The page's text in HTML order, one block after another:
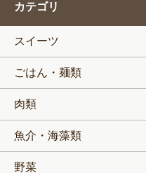
カテゴリ
スイーツ
ごはん・麺類
肉類
魚介・海藻類
野菜